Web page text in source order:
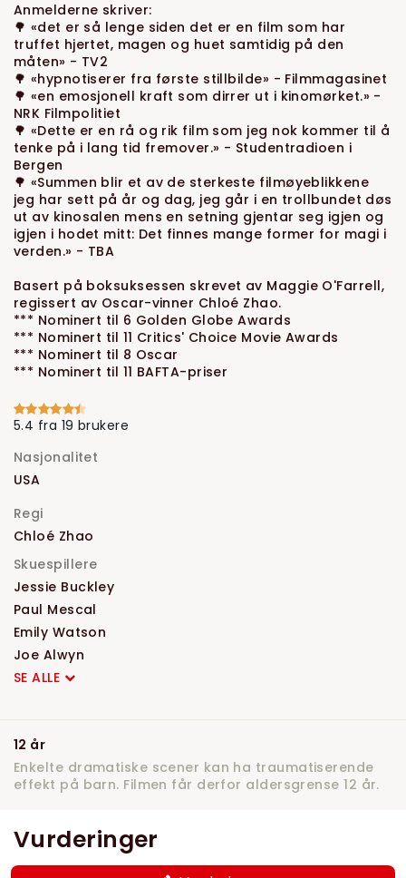
Anmelderne skriver:
🌳 «det er så lenge siden det er en film som har
truffet hjertet, magen og huet samtidig på den
måten» - TV2
🌳 «hypnotiserer fra første stillbilde» - Filmmagasinet
🌳 «en emosjonell kraft som dirrer ut i kinomørket.» -
NRK Filmpolitiet
🌳 «Dette er en rå og rik film som jeg nok kommer til å
tenke på i lang tid fremover.» - Studentradioen i
Bergen
🌳 «Summen blir et av de sterkeste filmøyeblikkene
jeg har sett på år og dag, jeg går i en trollbundet døs
ut av kinosalen mens en setning gjentar seg igjen og
igjen i hodet mitt: Det finnes mange former for magi i
verden.» - TBA
Basert på boksuksessen skrevet av Maggie O'Farrell,
regissert av Oscar-vinner Chloé Zhao.
*** Nominert til 6 Golden Globe Awards
*** Nominert til 11 Critics' Choice Movie Awards
*** Nominert til 8 Oscar
*** Nominert til 11 BAFTA-priser
5.4 fra 19 brukere
Nasjonalitet
USA
Regi
Chloé Zhao
Skuespillere
Jessie Buckley
Paul Mescal
Emily Watson
Joe Alwyn
SE ALLE
12 år
Enkelte dramatiske scener kan ha traumatiserende
effekt på barn. Filmen får derfor aldersgrense 12 år.
Vurderinger